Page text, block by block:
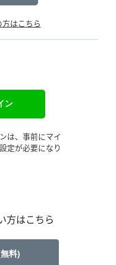
はこちら
ン
は、事前にマイ
定が必要になり
方はこちら
料)